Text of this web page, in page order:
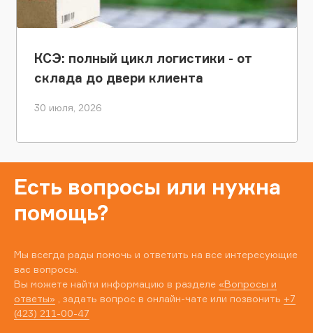
КСЭ: полный цикл логистики - от
склада до двери клиента
30 июля, 2026
Есть вопросы или нужна
помощь?
Мы всегда рады помочь и ответить на все интересующие
вас вопросы.
Вы можете найти информацию в разделе «Вопросы и
ответы» , задать вопрос в онлайн-чате или позвонить +7
(423) 211-00-47